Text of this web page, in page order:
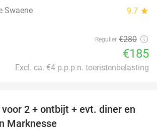
Swaene 9.7 star
Regulier €280
€185
Excl. ca. €4 p.p.p.n. toeristenbelasting
37%
2 + ontbijt + evt. diner en
Marknesse